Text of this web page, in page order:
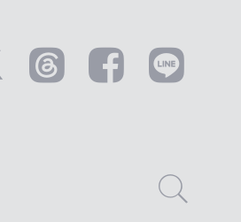
Threads Facebook LINE